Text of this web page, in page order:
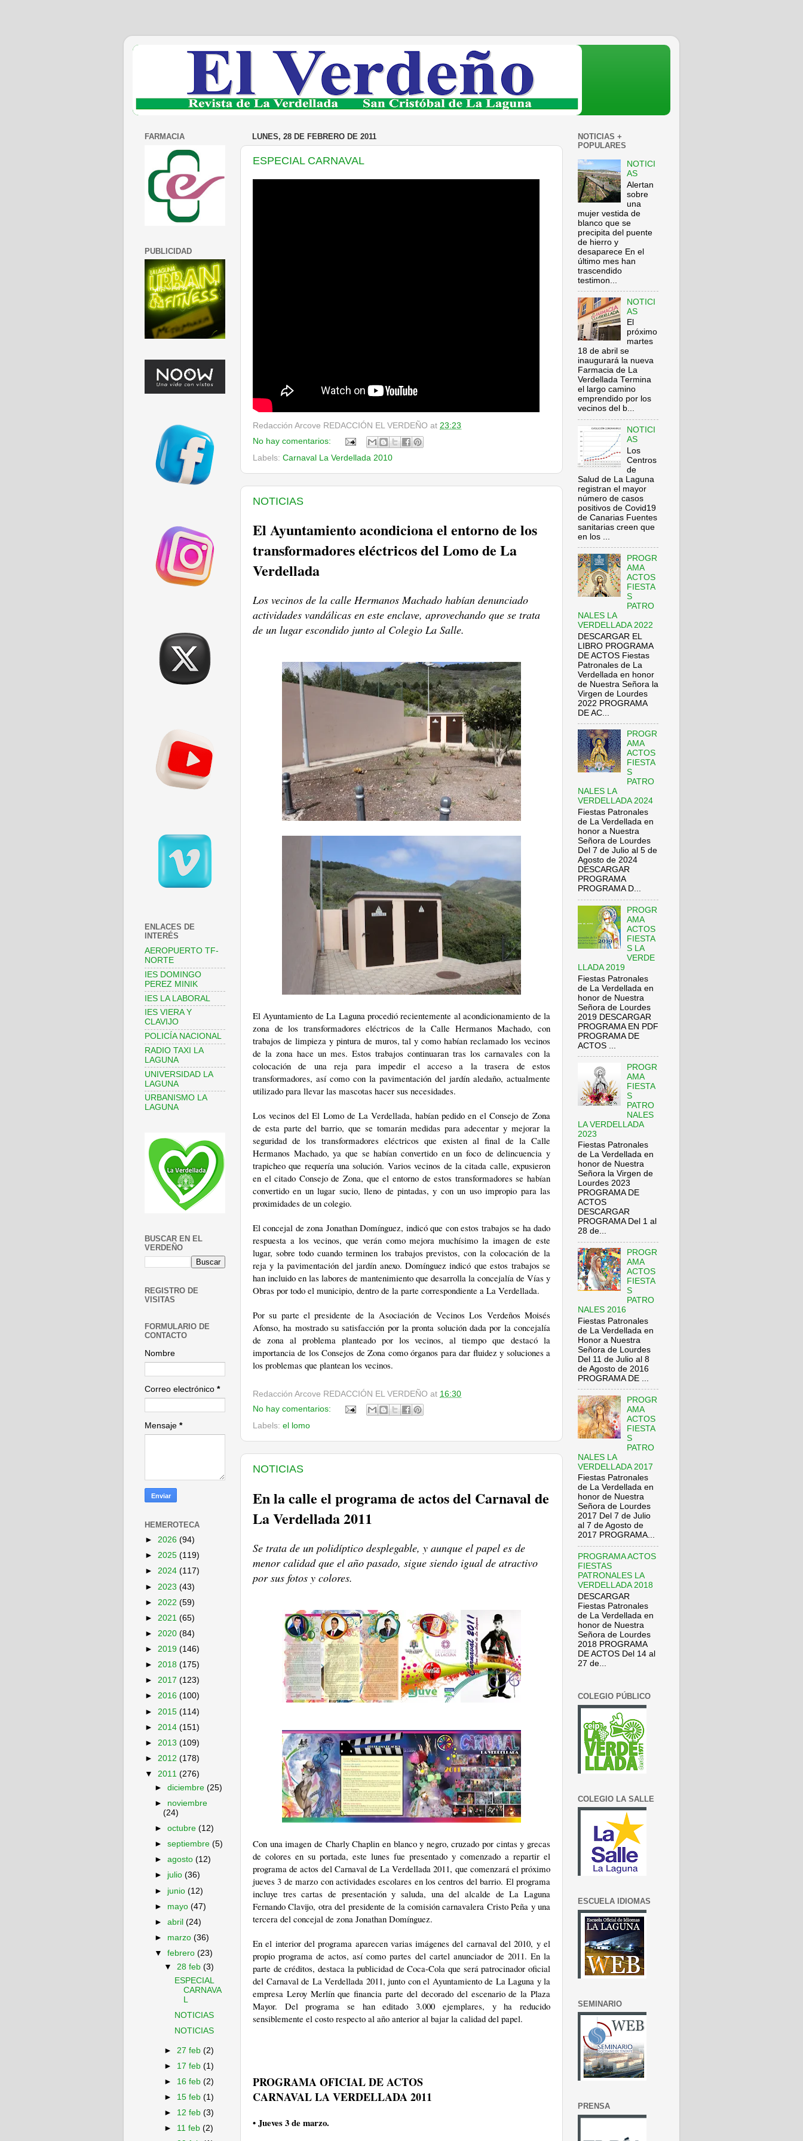
LUNES, 28 DE FEBRERO DE 2011
ESPECIAL CARNAVAL
Redacción Arcove REDACCIÓN EL VERDEÑO at 23:23
No hay comentarios:
Labels: Carnaval La Verdellada 2010
NOTICIAS
El Ayuntamiento acondiciona el entorno de los
transformadores eléctricos del Lomo de La
Verdellada
Los vecinos de la calle Hermanos Machado habían denunciado
actividades vandálicas en este enclave, aprovechando que se trata
de un lugar escondido junto al Colegio La Salle.
El Ayuntamiento de La Laguna procedió recientemente al acondicionamiento de la
zona de los transformadores eléctricos de la Calle Hermanos Machado, con
trabajos de limpieza y pintura de muros, tal y como habían reclamado los vecinos
de la zona hace un mes. Estos trabajos continuaran tras los carnavales con la
colocación de una reja para impedir el acceso a la trasera de estos
transformadores, así como con la pavimentación del jardín aledaño, actualmente
utilizado para llevar las mascotas hacer sus necesidades.
Los vecinos del El Lomo de La Verdellada, habían pedido en el Consejo de Zona
de esta parte del barrio, que se tomarán medidas para adecentar y mejorar la
seguridad de los transformadores eléctricos que existen al final de la Calle
Hermanos Machado, ya que se habían convertido en un foco de delincuencia y
trapicheo que requería una solución. Varios vecinos de la citada calle, expusieron
en el citado Consejo de Zona, que el entorno de estos transformadores se habían
convertido en un lugar sucio, lleno de pintadas, y con un uso impropio para las
proximidades de un colegio.
El concejal de zona Jonathan Domínguez, indicó que con estos trabajos se ha dado
respuesta a los vecinos, que verán como mejora muchísimo la imagen de este
lugar, sobre todo cuando terminen los trabajos previstos, con la colocación de la
reja y la pavimentación del jardín anexo. Domínguez indicó que estos trabajos se
han incluido en las labores de mantenimiento que desarrolla la concejalía de Vías y
Obras por todo el municipio, dentro de la parte correspondiente a La Verdellada.
Por su parte el presidente de la Asociación de Vecinos Los Verdeños Moisés
Afonso, ha mostrado su satisfacción por la pronta solución dada por la concejalía
de zona al problema planteado por los vecinos, al tiempo que destacó la
importancia de los Consejos de Zona como órganos para dar fluidez y soluciones a
los problemas que plantean los vecinos.
Redacción Arcove REDACCIÓN EL VERDEÑO at 16:30
No hay comentarios:
Labels: el lomo
NOTICIAS
En la calle el programa de actos del Carnaval de
La Verdellada 2011
Se trata de un polidíptico desplegable, y aunque el papel es de
menor calidad que el año pasado, sigue siendo igual de atractivo
por sus fotos y colores.
Con una imagen de Charly Chaplin en blanco y negro, cruzado por cintas y grecas
de colores en su portada, este lunes fue presentado y comenzado a repartir el
programa de actos del Carnaval de La Verdellada 2011, que comenzará el próximo
jueves 3 de marzo con actividades escolares en los centros del barrio. El programa
incluye tres cartas de presentación y saluda, una del alcalde de La Laguna
Fernando Clavijo, otra del presidente de la comisión carnavalera Cristo Peña y una
tercera del concejal de zona Jonathan Domínguez.
En el interior del programa aparecen varias imágenes del carnaval del 2010, y el
propio programa de actos, así como partes del cartel anunciador de 2011. En la
parte de créditos, destaca la publicidad de Coca-Cola que será patrocinador oficial
del Carnaval de La Verdellada 2011, junto con el Ayuntamiento de La Laguna y la
empresa Leroy Merlín que financia parte del decorado del escenario de la Plaza
Mayor. Del programa se han editado 3.000 ejemplares, y ha reducido
sensiblemente el costo respecto al año anterior al bajar la calidad del papel.
PROGRAMA OFICIAL DE ACTOS
CARNAVAL LA VERDELLADA 2011
• Jueves 3 de marzo.
FARMACIA
PUBLICIDAD
ENLACES DE
INTERÉS
AEROPUERTO TF-
NORTE
IES DOMINGO
PEREZ MINIK
IES LA LABORAL
IES VIERA Y
CLAVIJO
POLICÍA NACIONAL
RADIO TAXI LA
LAGUNA
UNIVERSIDAD LA
LAGUNA
URBANISMO LA
LAGUNA
BUSCAR EN EL
VERDEÑO
REGISTRO DE
VISITAS
FORMULARIO DE
CONTACTO
Nombre
Correo electrónico *
Mensaje *
HEMEROTECA
► 2026 (94)
► 2025 (119)
► 2024 (117)
► 2023 (43)
► 2022 (59)
► 2021 (65)
► 2020 (84)
► 2019 (146)
► 2018 (175)
► 2017 (123)
► 2016 (100)
► 2015 (114)
► 2014 (151)
► 2013 (109)
► 2012 (178)
▼ 2011 (276)
►diciembre(25)
► noviembre
(24)
►octubre(12)
►septiembre(5)
►agosto(12)
► julio(36)
► junio(12)
► mayo(47)
►abril(24)
► marzo(36)
▼febrero(23)
▼ 28 feb(3)
ESPECIAL
CARNAVA
L
NOTICIAS
NOTICIAS
► 27 feb(2)
► 17 feb(1)
► 16 feb(2)
► 15 feb(1)
► 12 feb(3)
► 11 feb(2)
NOTICIAS +
POPULARES
NOTICI
AS
Alertan
sobre
una
mujer vestida de
blanco que se
precipita del puente
de hierro y
desaparece En el
último mes han
trascendido
testimon...
NOTICI
AS
El
próximo
martes
18 de abril se
inaugurará la nueva
Farmacia de La
Verdellada Termina
el largo camino
emprendido por los
vecinos del b...
NOTICI
AS
Los
Centros
de
Salud de La Laguna
registran el mayor
número de casos
positivos de Covid19
de Canarias Fuentes
sanitarias creen que
en los ...
PROGR
AMA
ACTOS
FIESTA
S
PATRO
NALES LA
VERDELLADA 2022
DESCARGAR EL
LIBRO PROGRAMA
DE ACTOS Fiestas
Patronales de La
Verdellada en honor
de Nuestra Señora la
Virgen de Lourdes
2022 PROGRAMA
DE AC...
PROGR
AMA
ACTOS
FIESTA
S
PATRO
NALES LA
VERDELLADA 2024
Fiestas Patronales
de La Verdellada en
honor a Nuestra
Señora de Lourdes
Del 7 de Julio al 5 de
Agosto de 2024
DESCARGAR
PROGRAMA
PROGRAMA D...
PROGR
AMA
ACTOS
FIESTA
S LA
VERDE
LLADA 2019
Fiestas Patronales
de La Verdellada en
honor de Nuestra
Señora de Lourdes
2019 DESCARGAR
PROGRAMA EN PDF
PROGRAMA DE
ACTOS ...
PROGR
AMA
FIESTA
S
PATRO
NALES
LA VERDELLADA
2023
Fiestas Patronales
de La Verdellada en
honor de Nuestra
Señora la Virgen de
Lourdes 2023
PROGRAMA DE
ACTOS
DESCARGAR
PROGRAMA Del 1 al
28 de...
PROGR
AMA
ACTOS
FIESTA
S
PATRO
NALES 2016
Fiestas Patronales
de La Verdellada en
Honor a Nuestra
Señora de Lourdes
Del 11 de Julio al 8
de Agosto de 2016
PROGRAMA DE ...
PROGR
AMA
ACTOS
FIESTA
S
PATRO
NALES LA
VERDELLADA 2017
Fiestas Patronales
de La Verdellada en
honor de Nuestra
Señora de Lourdes
2017 Del 7 de Julio
al 7 de Agosto de
2017 PROGRAMA...
PROGRAMA ACTOS
FIESTAS
PATRONALES LA
VERDELLADA 2018
DESCARGAR
Fiestas Patronales
de La Verdellada en
honor de Nuestra
Señora de Lourdes
2018 PROGRAMA
DE ACTOS Del 14 al
27 de...
COLEGIO PÚBLICO
COLEGIO LA SALLE
ESCUELA IDIOMAS
SEMINARIO
PRENSA